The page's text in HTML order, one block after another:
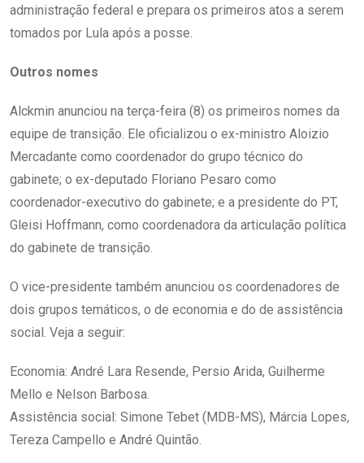
administração federal e prepara os primeiros atos a serem
tomados por Lula após a posse.
Outros nomes
Alckmin anunciou na terça-feira (8) os primeiros nomes da
equipe de transição. Ele oficializou o ex-ministro Aloizio
Mercadante como coordenador do grupo técnico do
gabinete; o ex-deputado Floriano Pesaro como
coordenador-executivo do gabinete; e a presidente do PT,
Gleisi Hoffmann, como coordenadora da articulação política
do gabinete de transição.
O vice-presidente também anunciou os coordenadores de
dois grupos temáticos, o de economia e do de assistência
social. Veja a seguir:
Economia: André Lara Resende, Persio Arida, Guilherme
Mello e Nelson Barbosa.
Assistência social: Simone Tebet (MDB-MS), Márcia Lopes,
Tereza Campello e André Quintão.